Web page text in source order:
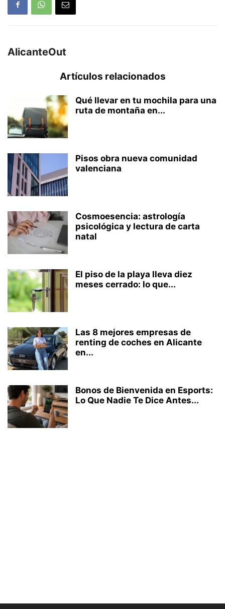
AlicanteOut
Artículos relacionados
Qué llevar en tu mochila para una
ruta de montaña en...
Pisos obra nueva comunidad
valenciana
Cosmoesencia: astrología
psicológica y lectura de carta
natal
El piso de la playa lleva diez
meses cerrado: lo que...
Las 8 mejores empresas de
renting de coches en Alicante
en...
Bonos de Bienvenida en Esports:
Lo Que Nadie Te Dice Antes...